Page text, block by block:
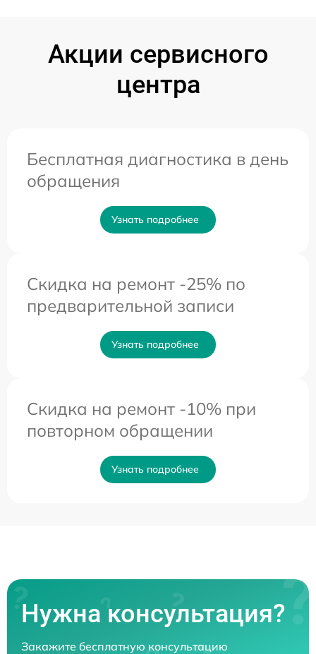
Акции сервисного
центра
Бесплатная диагностика в день
обращения
Узнать подробнее
Скидка на ремонт -25% по
предварительной записи
Узнать подробнее
Скидка на ремонт -10% при
повторном обращении
Узнать подробнее
Нужна консультация?
Закажите бесплатную консультацию